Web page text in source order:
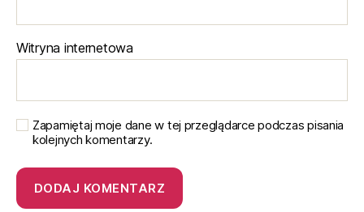
Witryna internetowa
Zapamiętaj moje dane w tej przeglądarce podczas pisania
kolejnych komentarzy.